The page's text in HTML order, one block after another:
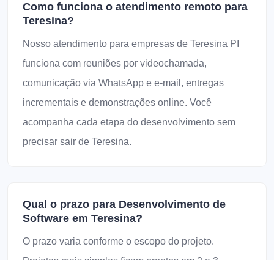
Como funciona o atendimento remoto para
Teresina?
Nosso atendimento para empresas de Teresina PI
funciona com reuniões por videochamada,
comunicação via WhatsApp e e-mail, entregas
incrementais e demonstrações online. Você
acompanha cada etapa do desenvolvimento sem
precisar sair de Teresina.
Qual o prazo para Desenvolvimento de
Software em Teresina?
O prazo varia conforme o escopo do projeto.